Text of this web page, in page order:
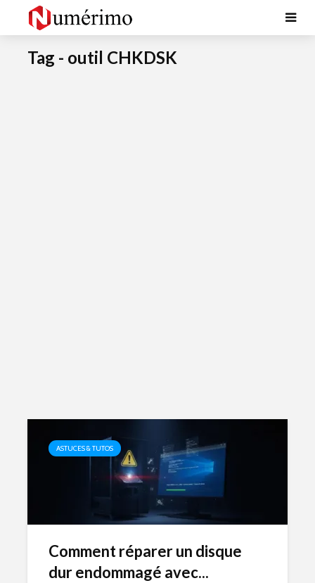
Tag - outil CHKDSK
ASTUCES & TUTOS
Comment réparer un disque
dur endommagé avec...